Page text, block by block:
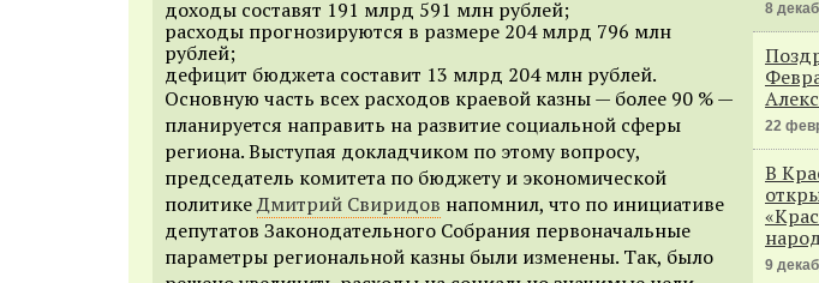
доходы составят 191 млрд 591 млн рублей;
расходы прогнозируются в размере 204 млрд 796 млн
рублей;
дефицит бюджета составит 13 млрд 204 млн рублей.
Основную часть всех расходов краевой казны— более 90 % —
планируется направить на развитие социальной сферы
региона.Выступая докладчиком по этому вопросу,
председатель комитета по бюджету и экономической
политикеДмитрий Свиридов напомнил, что по инициативе
депутатов Законодательного Собрания первоначальные
параметры региональной казны были изменены. Так, было
8
22
В
9